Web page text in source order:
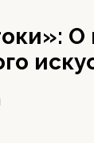
О